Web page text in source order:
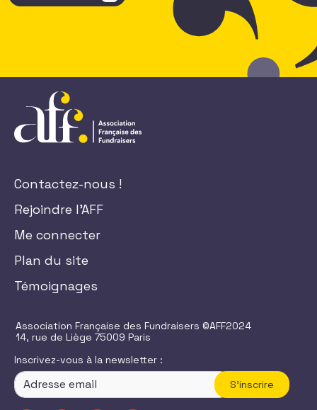
Contactez-nous !
Rejoindre l'AFF
Me connecter
Plan du site
Témoignages
Association Française des Fundraisers ©AFF2024
14, rue de Liège 75009 Paris
Inscrivez-vous à la newsletter :
S'inscrire